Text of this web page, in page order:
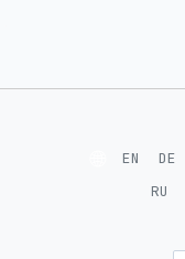
EN DE
RU